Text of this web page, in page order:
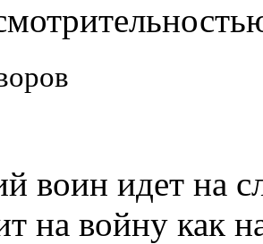
воин идет на
на войну как